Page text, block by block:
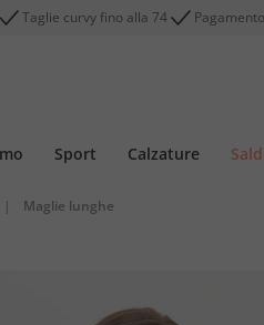
Taglie curvy fino alla 74
Sport Calzature
| Maglie lunghe